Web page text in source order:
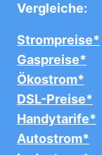
Vergleiche:
Strompreise*
Gaspreise*
Ökostrom*
DSL-Preise*
Handytarife*
Autostrom*